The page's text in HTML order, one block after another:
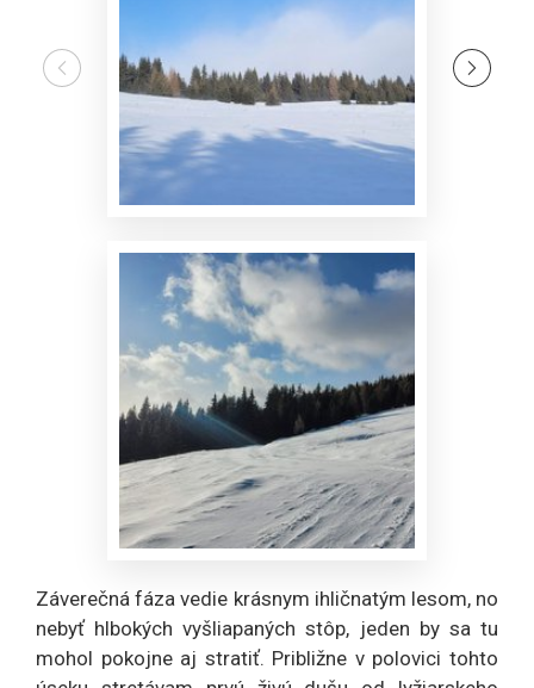
Záverečná fáza vedie krásnym ihličnatým lesom, no
nebyť hlbokých vyšliapaných stôp, jeden by sa tu
mohol pokojne aj stratiť. Približne v polovici tohto